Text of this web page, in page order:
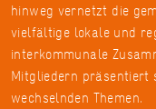
hinweg vernetzt die
vielfältige lokale und
interkommunale
Mitgliedern präsentiert
wechselnden Themen.